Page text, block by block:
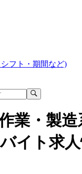
フト・期間など)
業・製造
イト求